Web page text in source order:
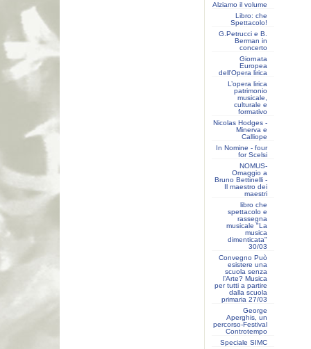
Alziamo il volume
Libro: che
Spettacolo!
G.Petrucci e B.
Berman in
concerto
Giornata
Europea
dell'Opera lirica
L’opera lirica
patrimonio
musicale,
culturale e
formativo
Nicolas Hodges -
Minerva e
Calliope
In Nomine - four
for Scelsi
NOMUS-
Omaggio a
Bruno Bettinelli -
Il maestro dei
maestri
libro che
spettacolo e
rassegna
musicale "La
musica
dimenticata"
30/03
Convegno Può
esistere una
scuola senza
l’Arte? Musica
per tutti a partire
dalla scuola
primaria 27/03
George
Aperghis, un
percorso-Festival
Controtempo
Speciale SIMC